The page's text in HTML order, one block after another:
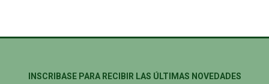
INSCRIBASE PARA RECIBIR LAS ÚLTIMAS NOVEDADES